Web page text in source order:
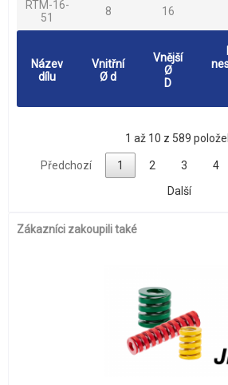
RTM-16-
51
8 16
Název
dílu
Vnitřní
Ø d
Vnější
Ø
D
1 až 10 z 589
Předchozí 1 2 3 4
Další
Zákazníci zakoupili také